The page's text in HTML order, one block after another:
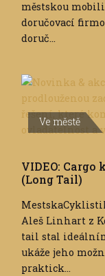
městskou
doručovací
doruč...
Ve městě
VIDEO:
(Long Tail)
Aleš Linhart z
tail stal
ukáže jeho
praktick...